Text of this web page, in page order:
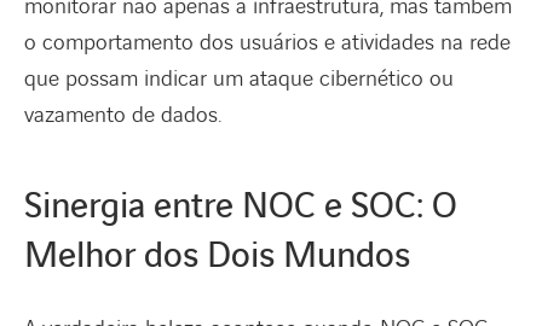
monitorar não apenas a infraestrutura, mas também
o comportamento dos usuários e atividades na rede
que possam indicar um ataque cibernético ou
vazamento de dados.
Sinergia entre NOC e SOC: O
Melhor dos Dois Mundos